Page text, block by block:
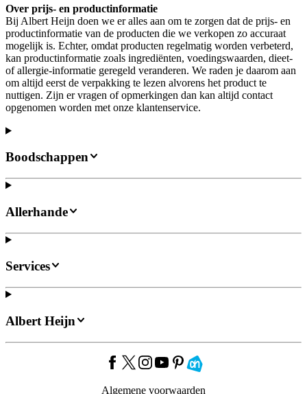
Over prijs- en productinformatie
Bij Albert Heijn doen we er alles aan om te zorgen dat de prijs- en
productinformatie van de producten die we verkopen zo accuraat
mogelijk is. Echter, omdat producten regelmatig worden verbeterd,
kan productinformatie zoals ingrediënten, voedingswaarden, dieet-
of allergie-informatie geregeld veranderen. We raden je daarom aan
om altijd eerst de verpakking te lezen alvorens het product te
nuttigen. Zijn er vragen of opmerkingen dan kan altijd contact
opgenomen worden met onze klantenservice.
Boodschappen
Allerhande
Services
Albert Heijn
Algemene voorwaarden